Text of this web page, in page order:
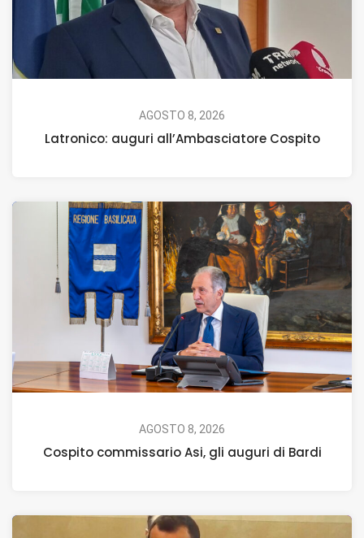
AGOSTO 8, 2026
Latronico: auguri all’Ambasciatore Cospito
AGOSTO 8, 2026
Cospito commissario Asi, gli auguri di Bardi